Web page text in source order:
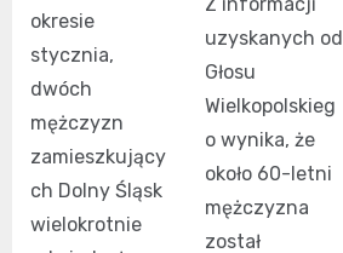
okresie
stycznia,
dwóch
mężczyzn
zamieszkujący
ch Dolny Śląsk
wielokrotnie
uzyskanych od
Głosu
Wielkopolskieg
o wynika, że
około 60-letni
mężczyzna
został